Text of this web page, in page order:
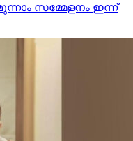
സമ്മേളനം ഇന്ന്